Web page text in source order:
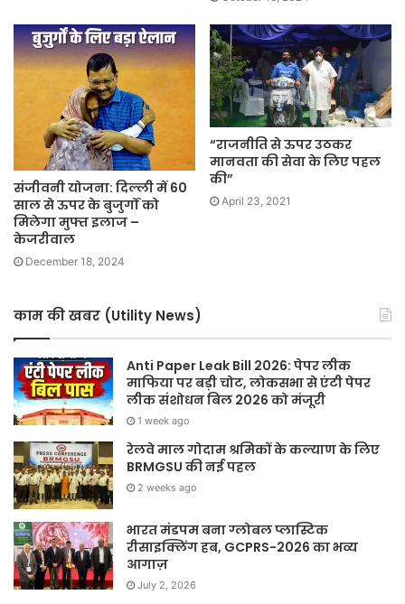
संजीवनी योजना: दिल्ली में 60
साल से ऊपर के बुजुर्गों को
मिलेगा मुफ्त इलाज –
केजरीवाल
December 18, 2024
“राजनीति से ऊपर उठकर
मानवता की सेवा के लिए पहल
की”
April 23, 2021
काम की खबर (Utility News)
Anti Paper Leak Bill 2026: पेपर लीक
माफिया पर बड़ी चोट, लोकसभा से एंटी पेपर
लीक संशोधन बिल 2026 को मंजूरी
1 week ago
रेलवे माल गोदाम श्रमिकों के कल्याण के लिए
BRMGSU की नई पहल
2 weeks ago
भारत मंडपम बना ग्लोबल प्लास्टिक
रीसाइक्लिंग हब, GCPRS-2026 का भव्य
आगाज़
July 2, 2026